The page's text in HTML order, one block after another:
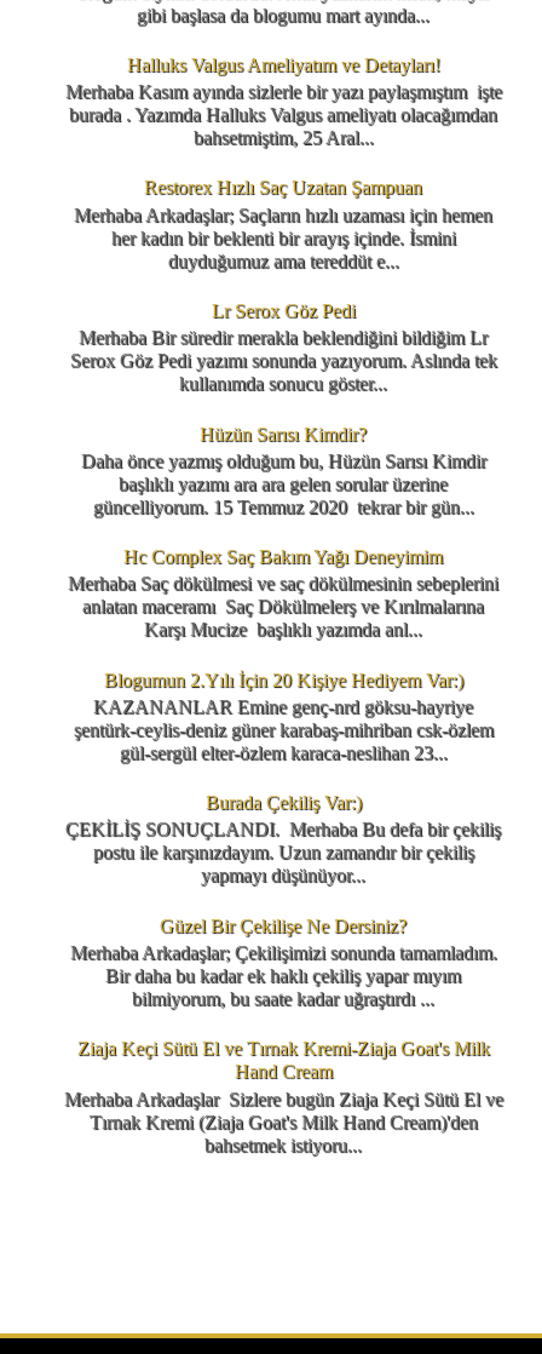
gibi başlasa da blogumu mart ayında...
Halluks Valgus Ameliyatım ve Detayları!
Merhaba Kasım ayında sizlerle bir yazı paylaşmıştım işte
burada . Yazımda Halluks Valgus ameliyatı olacağımdan
bahsetmiştim, 25 Aral...
Restorex Hızlı Saç Uzatan Şampuan
Merhaba Arkadaşlar; Saçların hızlı uzaması için hemen
her kadın bir beklenti bir arayış içinde. İsmini
duyduğumuz ama tereddüt e...
Lr Serox Göz Pedi
Merhaba Bir süredir merakla beklendiğini bildiğim Lr
Serox Göz Pedi yazımı sonunda yazıyorum. Aslında tek
kullanımda sonucu göster...
Hüzün Sarısı Kimdir?
Daha önce yazmış olduğum bu, Hüzün Sarısı Kimdir
başlıklı yazımı ara ara gelen sorular üzerine
güncelliyorum. 15 Temmuz 2020 tekrar bir gün...
Hc Complex Saç Bakım Yağı Deneyimim
Merhaba Saç dökülmesi ve saç dökülmesinin sebeplerini
anlatan maceramı Saç Dökülmelerş ve Kırılmalarına
Karşı Mucize başlıklı yazımda anl...
Blogumun 2.Yılı İçin 20 Kişiye Hediyem Var:)
KAZANANLAR Emine genç-nrd göksu-hayriye
şentürk-ceylis-deniz güner karabaş-mihriban csk-özlem
gül-sergül elter-özlem karaca-neslihan 23...
Burada Çekiliş Var:)
ÇEKİLİŞ SONUÇLANDI. Merhaba Bu defa bir çekiliş
postu ile karşınızdayım. Uzun zamandır bir çekiliş
yapmayı düşünüyor...
Güzel Bir Çekilişe Ne Dersiniz?
Merhaba Arkadaşlar; Çekilişimizi sonunda tamamladım.
Bir daha bu kadar ek haklı çekiliş yapar mıyım
bilmiyorum, bu saate kadar uğraştırdı ...
Ziaja Keçi Sütü El ve Tırnak Kremi-Ziaja Goat's Milk
Hand Cream
Merhaba Arkadaşlar Sizlere bugün Ziaja Keçi Sütü El ve
Tırnak Kremi (Ziaja Goat's Milk Hand Cream)'den
bahsetmek istiyoru...